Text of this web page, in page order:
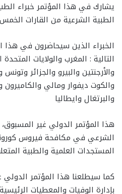
يشارك في هذا المؤتمر خبراء
الطبية الشرعية من القارات
الخبراء الذين سيحاضرون في هذا
التالية : المغرب والولايات
والأرجنتين والبيرو والجزائر
والكوت ديفوار ومالي والكاميرون
والبرتغال وايطاليا
هذا المؤتمر الدولي غير
الشرعي في مكافحة فيروس
المستجدات العلمية والطبية
كما سيطلعنا هذا المؤتمر
بإدارة الوفيات والمعطيات